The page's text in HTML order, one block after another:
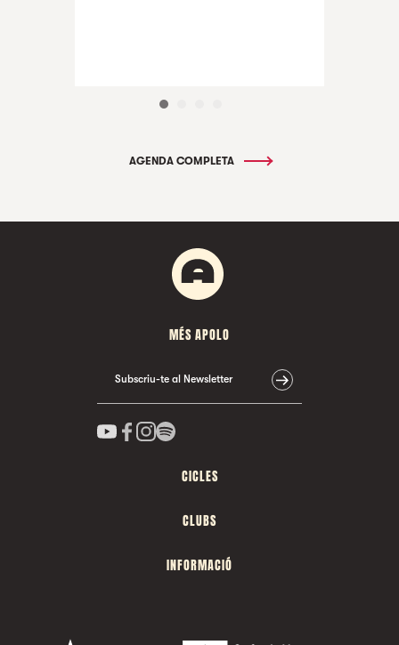
AGENDA COMPLETA
MÉS APOLO
Subscriu-te al Newsletter
CICLES
CLUBS
INFORMACIÓ